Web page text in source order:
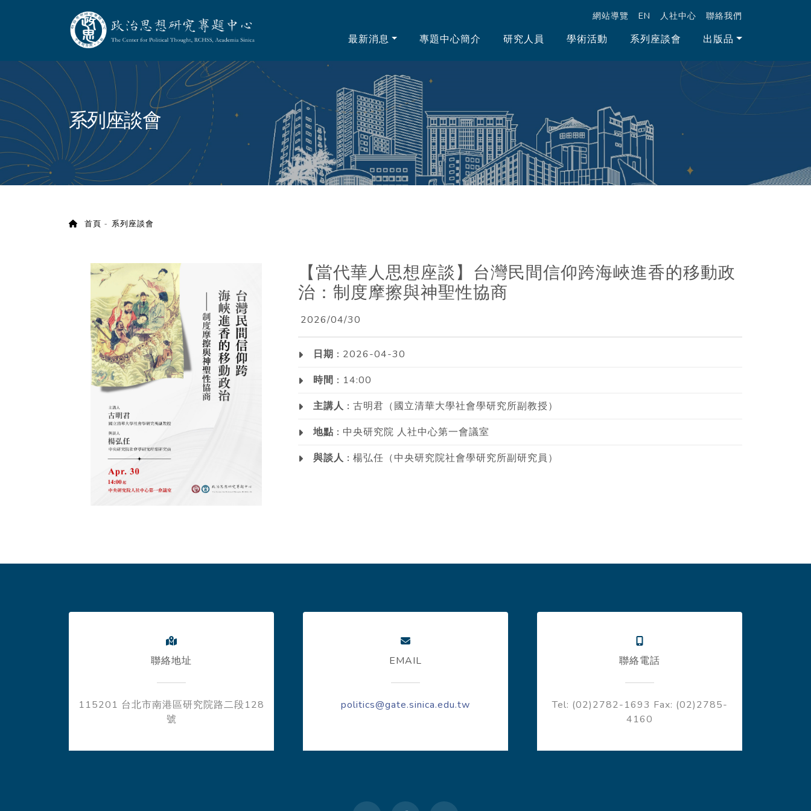
政治思想研究專題中心 網站導覽 EN 人社中心 聯絡我們
最新消息 專題中心簡介 研究人員 學術活動 系列座談會 出版品
系列座談會
首頁 系列座談會
【當代華人思想座談】台灣民間信仰跨海峽進香的移動政
治：制度摩擦與神聖性協商
2026/04/30
日期 : 2026-04-30
時間 : 14:00
主講人 : 古明君（國立清華大學社會學研究所副教授）
地點 : 中央研究院 人社中心第一會議室
與談人 : 楊弘任（中央研究院社會學研究所副研究員）
聯絡地址
115201 台北市南港區研究院路二段128
號
EMAIL
politics@gate.sinica.edu.tw
聯絡電話
Tel: (02)2782-1693 Fax: (02)2785-
4160